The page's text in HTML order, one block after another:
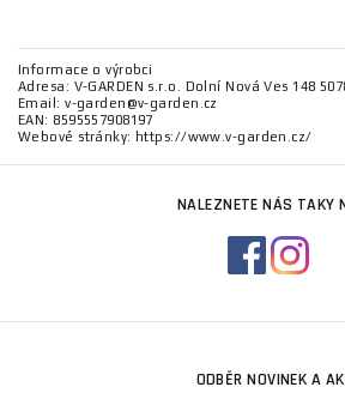
Informace o výrobci
Adresa: V-GARDEN s.r.o. Dolní Nová Ves 148
Email: v-garden@v-garden.cz
EAN: 8595557908197
Webové stránky: https://www.v-garden.cz/
NALEZNETE NÁS TAKY
ODBĚR NOVINEK A